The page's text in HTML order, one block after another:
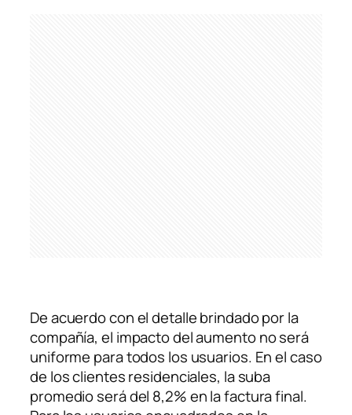
De acuerdo con el detalle brindado por la
compañía, el impacto del aumento no será
uniforme para todos los usuarios. En el caso
de los clientes residenciales, la suba
promedio será del 8,2% en la factura final.